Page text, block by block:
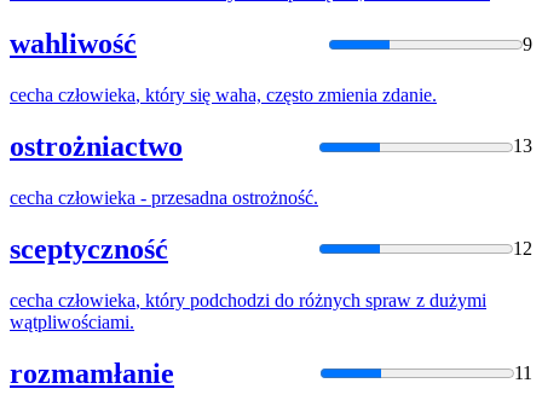
wahliwość 9
cecha człowieka, który się waha, często zmienia zdanie.
ostrożniactwo 13
cecha człowieka - przesadna ostrożność.
sceptyczność 12
cecha człowieka, który podchodzi do różnych spraw z dużymi
wątpliwościami.
rozmamłanie 11